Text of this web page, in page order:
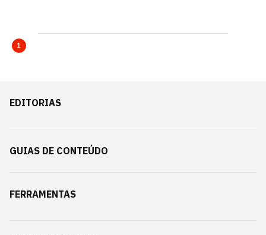
1
EDITORIAS
GUIAS DE CONTEÚDO
FERRAMENTAS